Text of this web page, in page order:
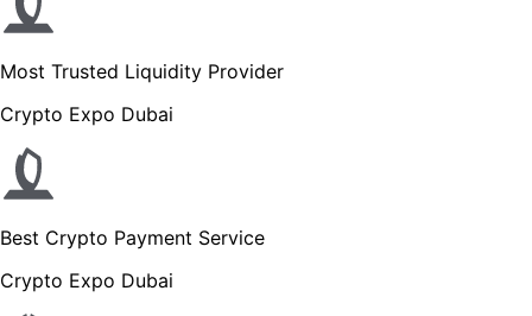
Most Trusted Liquidity Provider
Crypto Expo Dubai
Best Crypto Payment Service
Crypto Expo Dubai